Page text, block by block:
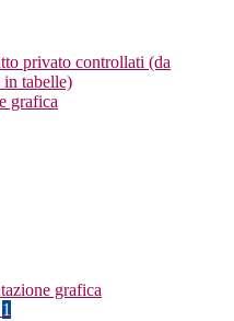
privato controllati (da
in tabelle)
grafica
grafica
1